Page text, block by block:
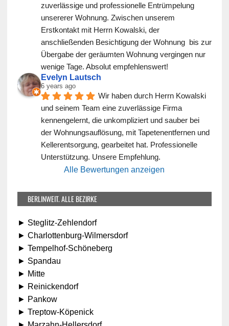
zuverlässige und professionelle Entrümpelung
unsererer Wohnung. Zwischen unserem
Erstkontakt mit Herrn Kowalski, der
anschließenden Besichtigung der Wohnung  bis zur
Übergabe der geräumten Wohnung vergingen nur
wenige Tage. Absolut empfehlenswert!
Evelyn Lautsch
6 years ago
Wir haben durch Herrn Kowalski
und seinem Team eine zuverlässige Firma
kennengelernt, die unkompliziert und sauber bei
der Wohnungsauflösung, mit Tapetenentfernen und
Kellerentsorgung, gearbeitet hat. Professionelle
Unterstützung. Unsere Empfehlung.
Alle Bewertungen anzeigen
BERLINWEIT. ALLE BEZIRKE
► Steglitz-Zehlendorf
► Charlottenburg-Wilmersdorf
► Tempelhof-Schöneberg
► Spandau
► Mitte
► Reinickendorf
► Pankow
► Treptow-Köpenick